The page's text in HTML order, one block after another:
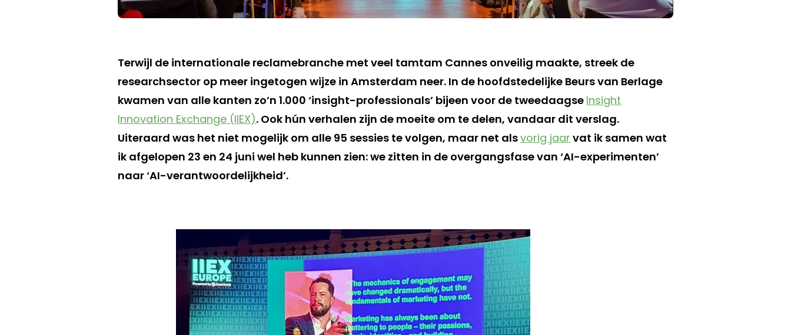
Terwijl de internationale reclamebranche met veel tamtam Cannes onveilig maakte, streek de
researchsector op meer ingetogen wijze in Amsterdam neer. In de hoofdstedelijke Beurs van Berlage
kwamen van alle kanten zo’n 1.000 ‘insight-professionals’ bijeen voor de tweedaagse Insight
Innovation Exchange (IIEX). Ook hún verhalen zijn de moeite om te delen, vandaar dit verslag.
Uiteraard was het niet mogelijk om alle 95 sessies te volgen, maar net alsvorig jaar vat ik samen wat
ik afgelopen 23 en 24 juni wel heb kunnen zien: we zitten in de overgangsfase van ‘AI-experimenten’
naar ‘AI-verantwoordelijkheid’.